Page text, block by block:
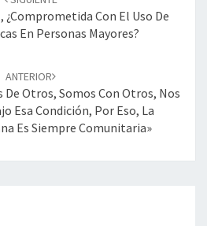
¿Comprometida Con El Uso De
En Personas Mayores?
ANTERIOR
De Otros, Somos Con Otros, Nos
Esa Condición, Por Eso, La
Es Siempre Comunitaria»